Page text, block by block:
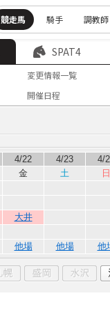
競走馬 騎手 調教師
SPAT4
変更情報一覧
開催日程
4/22 4/23
4/
金 土 日
大井
他場 他場 他